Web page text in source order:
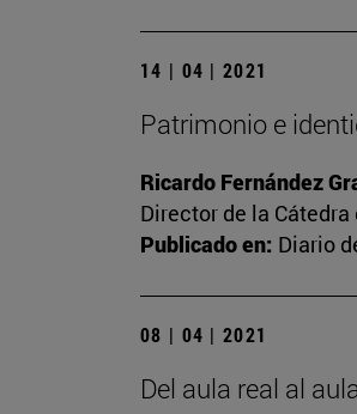
14 | 04 | 2021
Patrimonio e
Ricardo Fernández
Director de la
Publicado en: Diario
08 | 04 | 2021
Del aula real al